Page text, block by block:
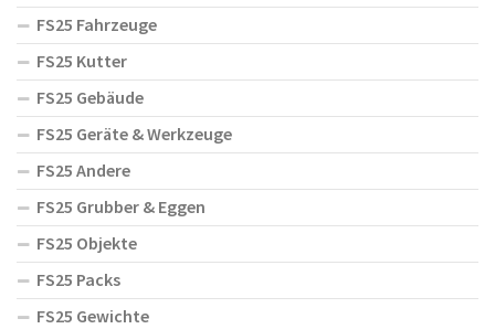
FS25 Fahrzeuge
FS25 Kutter
FS25 Gebäude
FS25 Geräte & Werkzeuge
FS25 Andere
FS25 Grubber & Eggen
FS25 Objekte
FS25 Packs
FS25 Gewichte